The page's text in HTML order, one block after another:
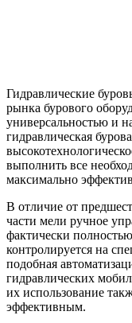
Гидравлические
рынка бурового
универсальностью и
гидравлическая
выполнить все
максимально
В отличие от
части мели ручное
фактически
контролируется на
подобная
гидравлических
их использование
эффективным.